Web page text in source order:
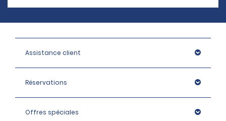
Assistance client
Réservations
Offres spéciales